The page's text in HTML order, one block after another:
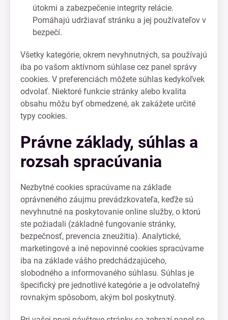
útokmi a zabezpečenie integrity relácie.
Pomáhajú udržiavať stránku a jej používateľov v
bezpečí.
Všetky kategórie, okrem nevyhnutných, sa používajú
iba po vašom aktívnom súhlase cez panel správy
cookies. V preferenciách môžete súhlas kedykoľvek
odvolať. Niektoré funkcie stránky alebo kvalita
obsahu môžu byť obmedzené, ak zakážete určité
typy cookies.
Právne základy, súhlas a
rozsah spracúvania
Nezbytné cookies spracúvame na základe
oprávneného záujmu prevádzkovateľa, keďže sú
nevyhnutné na poskytovanie online služby, o ktorú
ste požiadali (základné fungovanie stránky,
bezpečnosť, prevencia zneužitia). Analytické,
marketingové a iné nepovinné cookies spracúvame
iba na základe vášho predchádzajúceho,
slobodného a informovaného súhlasu. Súhlas je
špecifický pre jednotlivé kategórie a je odvolateľný
rovnakým spôsobom, akým bol poskytnutý.